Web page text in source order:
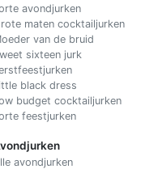
avondjurken
maten cocktailjurken
van de bruid
sixteen jurk
black dress
budget cocktailjurken
feestjurken
avondjurken